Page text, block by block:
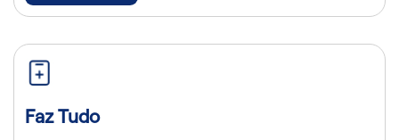
Faz Tudo